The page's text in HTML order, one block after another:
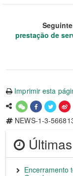
prestação de
Imprimir esta
NEWS-1-3-
Encerramento